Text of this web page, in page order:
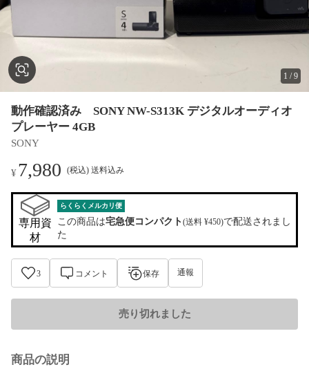
1 /9
動作確認済み SONY NW-S313K デジタルオーディオ
プレーヤー 4GB
SONY
¥7,980 (税込) 送料込み
専用資
材
らくらくメルカリ便
この商品は宅急便コンパクト(送料 ¥450)で配送されまし
た
3 コメント 保存 通報
売り切れました
商品の説明